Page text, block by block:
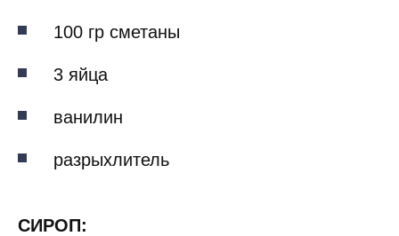
100 гр сметаны
3 яйца
ванилин
разрыхлитель
СИРОП: